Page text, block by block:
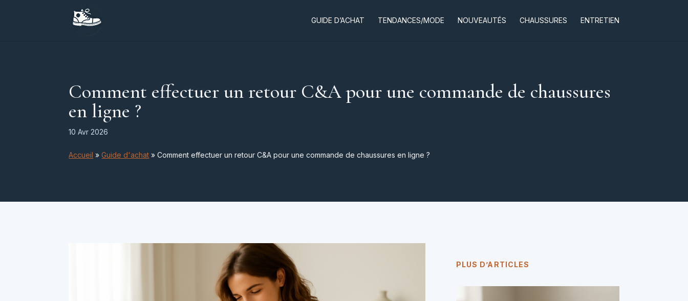
GUIDE D’ACHAT TENDANCES/MODE NOUVEAUTÉS CHAUSSURES ENTRETIEN
Comment effectuer un retour C&A pour une commande de chaussures
en ligne ?
10 Avr 2026
Accueil »Guide d'achat »Comment effectuer un retour C&A pour une commande de chaussures en ligne ?
PLUS D’ARTICLES